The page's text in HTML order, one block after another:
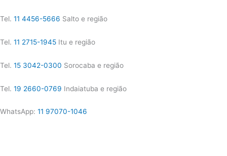
Tel. 11 4456-5666 Salto e região
Tel. 11 2715-1945 Itu e região
Tel. 15 3042-0300 Sorocaba e região
Tel. 19 2660-0769 Indaiatuba e região
WhatsApp: 11 97070-1046